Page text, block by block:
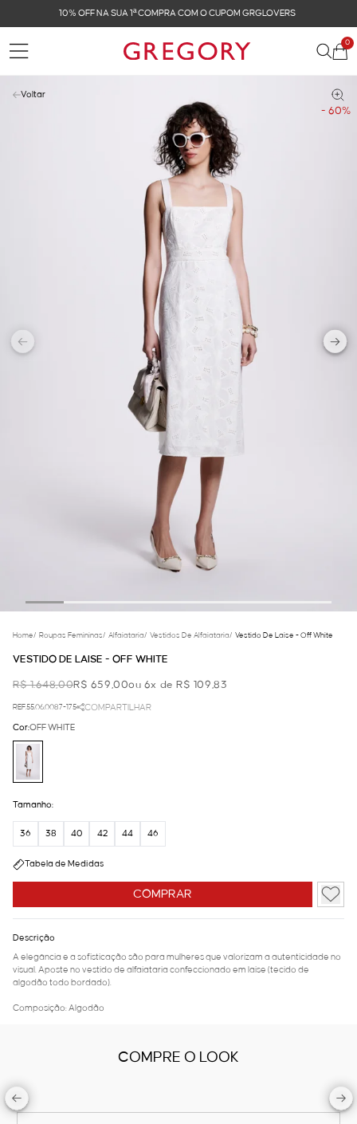
FRETE GRÁTIS NAS COMPRAS ACIMA DE R$ 899
0
- 60%
Voltar
Home/ Roupas Femininas/ Alfaiataria/ Vestidos De Alfaiataria/ Vestido De Laise - Off White
VESTIDO DE LAISE - OFF WHITE
R$ 1.648,00R$ 659,00ou 6x de R$ 109,83
REF.55.06.0087-175 COMPARTILHAR
COMPRAR
Cor:OFF WHITE
Tamanho:
36 38 40 42 44 46
Tabela de Medidas
Descrição
A elegância e a sofisticação são para mulheres que valorizam a autenticidade no
visual. Aposte no vestido de alfaiataria confeccionado em laise (tecido de
algodão todo bordado).
Composição: Algodão
COMPRE O LOOK